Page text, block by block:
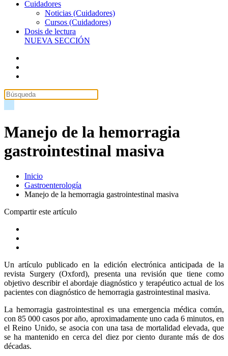
Cuidadores
Noticias (Cuidadores)
Cursos (Cuidadores)
Dosis de lectura
NUEVA SECCIÓN
Manejo de la hemorragia
gastrointestinal masiva
Inicio
Gastroenterología
Manejo de la hemorragia gastrointestinal masiva
Compartir este artículo
Un artículo publicado en la edición electrónica anticipada de la
revista Surgery (Oxford), presenta una revisión que tiene como
objetivo describir el abordaje diagnóstico y terapéutico actual de los
pacientes con diagnóstico de hemorragia gastrointestinal masiva.
La hemorragia gastrointestinal es una emergencia médica común,
con 85 000 casos por año, aproximadamente uno cada 6 minutos, en
el Reino Unido, se asocia con una tasa de mortalidad elevada, que
se ha mantenido en cerca del diez por ciento durante más de dos
décadas.